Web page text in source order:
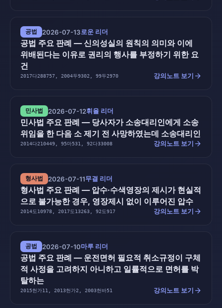
공법 2026-07-13로운 리더
공법 주요 판례 — 신의성실의 원칙의 의미와 이에
위배된다는 이유로 권리의 행사를 부정하기 위한 요
건
2017다288757, 2004두9302, 99두2970 강의노트 보기 arrow_forward
민사법 2026-07-12휘율 리더
민사법 주요 판례 — 당사자가 소송대리인에게 소송
위임을 한 다음 소 제기 전 사망하였는데 소송대리인
2014다210449, 95마531, 92다33008 강의노트 보기 arrow_forward
형사법 2026-07-11무결 리더
형사법 주요 판례 — 압수·수색영장의 제시가 현실적
으로 불가능한 경우, 영장제시 없이 이루어진 압수
2014도10978, 2017도13263, 92도917 강의노트 보기 arrow_forward
공법 2026-07-10마루 리더
공법 주요 판례 — 운전면허 필요적 취소규정이 구체
적 사정을 고려하지 아니하고 일률적으로 면허를 박
탈하는
2015헌가11, 2013헌가2, 2003헌바51 강의노트 보기 arrow_forward